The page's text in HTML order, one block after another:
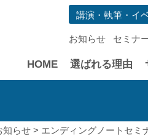
講演・執筆・イ
お知らせ セミナ
HOME 選ばれる理由
知らせ > エンディングノートセ